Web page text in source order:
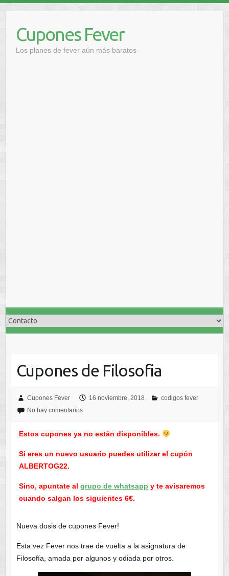
contenidoCupones Fever
Los planes de fever aún más baratos
Cupones de Filosofia
Cupones Fever 16 noviembre, 2018
codigos fever
No hay comentarios
Estos cupones ya no están disponibles.
Si eres un nuevo usuario puedes utilizar el cupón
ALBERTOG22.
Sino, apuntate al grupo de whatsapp y te avisaremos
cuando salgan los siguientes 6€.
Nueva dosis de cupones Fever!
Esta vez Fever nos trae de vuelta a la asignatura de
Filosofía, amada por algunos y odiada por otros.